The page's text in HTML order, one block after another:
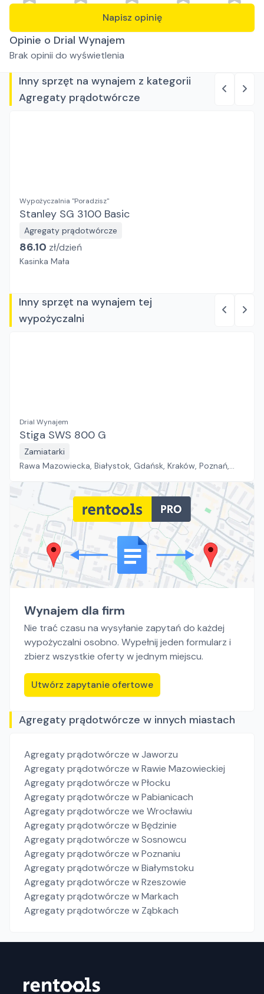
Napisz opinię
Opinie o Drial Wynajem
Brak opinii do wyświetlenia
Inny sprzęt na wynajem z kategorii
Agregaty prądotwórcze
Wypożyczalnia "Poradzisz"
Stanley SG 3100 Basic
Agregaty prądotwórcze
86.10 zł/dzień
Kasinka Mała
Inny sprzęt na wynajem tej
wypożyczalni
Drial Wynajem
Stiga SWS 800 G
Zamiatarki
Rawa Mazowiecka, Białystok, Gdańsk, Kraków, Poznań,
Płock, Jawor, Pabianice, Suchy Las, Zielona Góra
Wynajem dla firm
Nie trać czasu na wysyłanie zapytań do każdej
wypożyczalni osobno. Wypełnij jeden formularz i
zbierz wszystkie oferty w jednym miejscu.
Utwórz zapytanie ofertowe
Agregaty prądotwórcze w innych miastach
Agregaty prądotwórcze w Jaworzu
Agregaty prądotwórcze w Rawie Mazowieckiej
Agregaty prądotwórcze w Płocku
Agregaty prądotwórcze w Pabianicach
Agregaty prądotwórcze we Wrocławiu
Agregaty prądotwórcze w Będzinie
Agregaty prądotwórcze w Sosnowcu
Agregaty prądotwórcze w Poznaniu
Agregaty prądotwórcze w Białymstoku
Agregaty prądotwórcze w Rzeszowie
Agregaty prądotwórcze w Markach
Agregaty prądotwórcze w Ząbkach